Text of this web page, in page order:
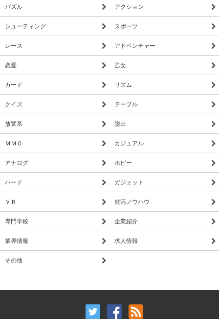
パズル アクション
シューティング スポーツ
レース アドベンチャー
恋愛 乙女
カード リズム
クイズ テーブル
放置系 脱出
ＭＭＯ カジュアル
アナログ ホビー
ハード ガジェット
ＶＲ 就活ノウハウ
専門学校 企業紹介
業界情報 求人情報
その他